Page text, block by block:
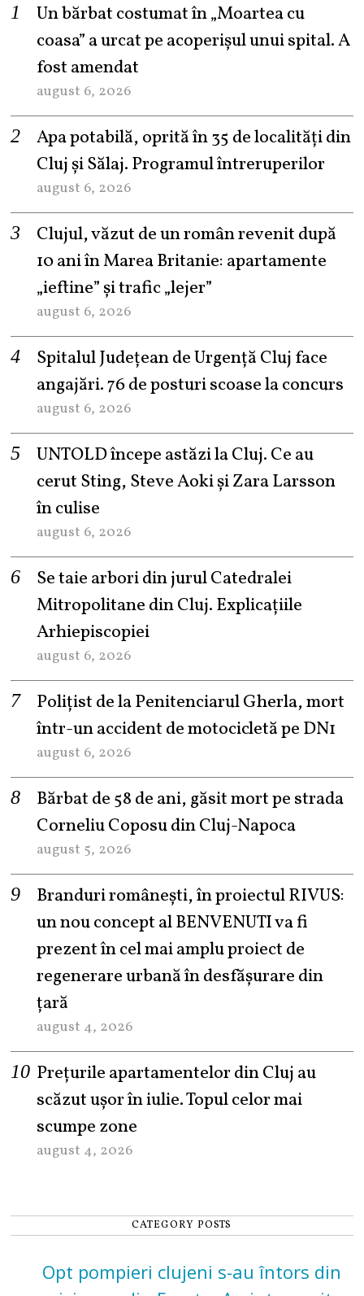
Un bărbat costumat în „Moartea cu
coasa” a urcat pe acoperișul unui spital. A
fost amendat
august 6, 2026
Apa potabilă, oprită în 35 de localități din
Cluj și Sălaj. Programul întreruperilor
august 6, 2026
Clujul, văzut de un român revenit după
10 ani în Marea Britanie: apartamente
„ieftine” și trafic „lejer”
august 6, 2026
Spitalul Județean de Urgență Cluj face
angajări. 76 de posturi scoase la concurs
august 6, 2026
UNTOLD începe astăzi la Cluj. Ce au
cerut Sting, Steve Aoki și Zara Larsson
în culise
august 6, 2026
Se taie arbori din jurul Catedralei
Mitropolitane din Cluj. Explicațiile
Arhiepiscopiei
august 6, 2026
Polițist de la Penitenciarul Gherla, mort
într-un accident de motocicletă pe DN1
august 6, 2026
Bărbat de 58 de ani, găsit mort pe strada
Corneliu Coposu din Cluj-Napoca
august 5, 2026
Branduri românești, în proiectul RIVUS:
un nou concept al BENVENUTI va fi
prezent în cel mai amplu proiect de
regenerare urbană în desfășurare din
țară
august 4, 2026
Prețurile apartamentelor din Cluj au
scăzut ușor în iulie. Topul celor mai
scumpe zone
august 4, 2026
CATEGORY POSTS
Opt pompieri clujeni s-au întors din